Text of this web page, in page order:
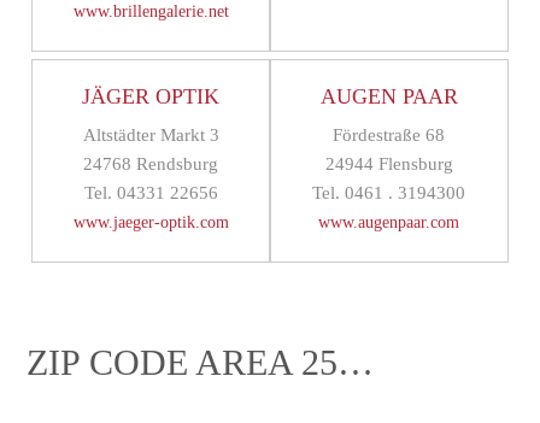
www.brillengalerie.net
JÄGER OPTIK
Altstädter Markt 3
24768 Rendsburg
Tel. 04331 22656
www.jaeger-optik.com
AUGEN PAAR
Fördestraße 68
24944 Flensburg
Tel. 0461 . 3194300
www.augenpaar.com
ZIP CODE AREA 25…